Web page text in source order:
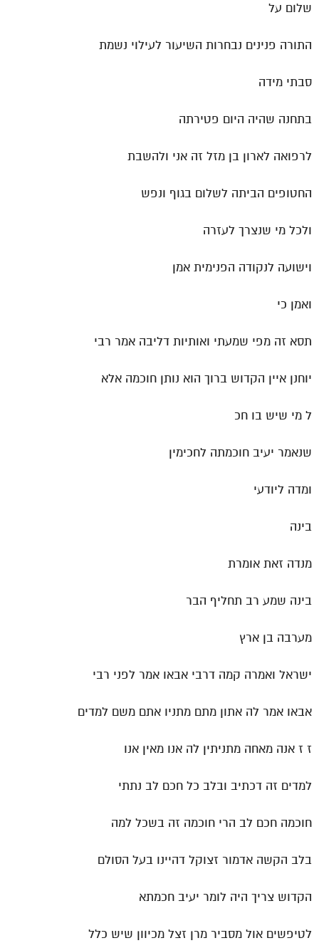
שלום על
התורה פנינים נבחרות השיעור לעילוי נשמת
סבתי מידה
בתחנה שהיה היום פטירתה
לרפואה לארון בן מזל זה אני ולהשבת
החטופים הביתה לשלום בגוף ונפש
ולכל מי שנצרך לעזרה
וישועה לנקודה הפנימית אמן
ואמן כי
תסא זה מפי שמעתי ואותיות דליבה אמר רבי
יוחנן איין הקדוש ברוך הוא נותן חוכמה אלא
ל מי שיש בו חכ
שנאמר יעיב חוכמתה לחכימין
ומדה ליודעי
בינה
מנדה זאת אומרת
בינה שמע רב תחליף הבר
מערבה בן ארץ
ישראל ואמרה קמה דרבי אבאו אמר לפני רבי
אבאו אמר לה אתון מתם מתניו אתם משם למדים
ז ז אנה מאחה מתניתין לה אנו מאין אנו
למדים זה דכתיב ובלב כל חכם לב נתתי
חוכמה חכם לב הרי חוכמה זה בשכל למה
בלב הקשה אדמור זצוקל דהיינו בעל הסולם
הקדוש צריך היה לומר יעיב חכמתא
לטיפשים אול מסביר מרן זצל מכיוון שיש כלל